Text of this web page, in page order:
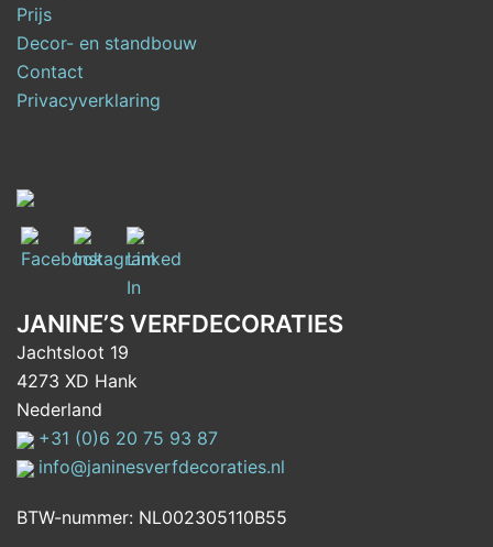
Prijs
Decor- en standbouw
Contact
Privacyverklaring
JANINE’S VERFDECORATIES
Jachtsloot 19
4273 XD Hank
Nederland
+31 (0)6 20 75 93 87
info@janinesverfdecoraties.nl
BTW-nummer: NL002305110B55